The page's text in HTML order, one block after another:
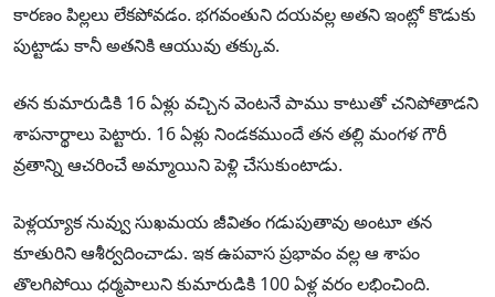
కారణం పిల్లలు లేకపోవడం. భగవంతుని దయవల్ల అతని ఇంట్లో కొడుకు
పుట్టాడు కానీ అతనికి ఆయువు తక్కువ.
తన కుమారుడికి 16 ఏళ్లు వచ్చిన వెంటనే పాము కాటుతో చనిపోతాడని
శాపనార్థాలు పెట్టారు. 16 ఏళ్లు నిండకముందే తన తల్లి మంగళ గౌరీ
వ్రతాన్ని ఆచరించే అమ్మాయిని పెళ్లి చేసుకుంటాడు.
పెళ్లయ్యాక నువ్వు సుఖమయ జీవితం గడుపుతావు అంటూ తన
కూతురిని ఆశీర్వదించాడు. ఇక ఉపవాస ప్రభావం వల్ల ఆ శాపం
తొలగిపోయి ధర్మపాలుని కుమారుడికి 100 ఏళ్ల వరం లభించింది.